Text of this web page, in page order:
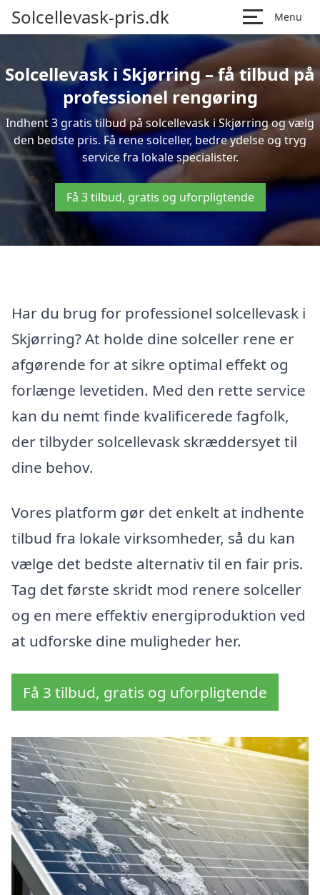
Solcellevask-pris.dk Menu
Solcellevask i Skjørring – få tilbud på
professionel rengøring
Indhent 3 gratis tilbud på solcellevask i Skjørring og vælg
den bedste pris. Få rene solceller, bedre ydelse og tryg
service fra lokale specialister.
Få 3 tilbud, gratis og uforpligtende
Har du brug for professionel solcellevask i
Skjørring? At holde dine solceller rene er
afgørende for at sikre optimal effekt og
forlænge levetiden. Med den rette service
kan du nemt finde kvalificerede fagfolk,
der tilbyder solcellevask skræddersyet til
dine behov.
Vores platform gør det enkelt at indhente
tilbud fra lokale virksomheder, så du kan
vælge det bedste alternativ til en fair pris.
Tag det første skridt mod renere solceller
og en mere effektiv energiproduktion ved
at udforske dine muligheder her.
Få 3 tilbud, gratis og uforpligtende